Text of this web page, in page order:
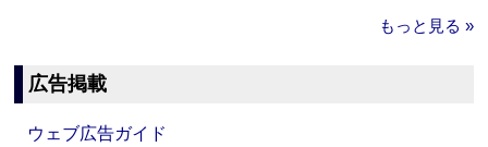
もっと見る »
広告掲載
ウェブ広告ガイド